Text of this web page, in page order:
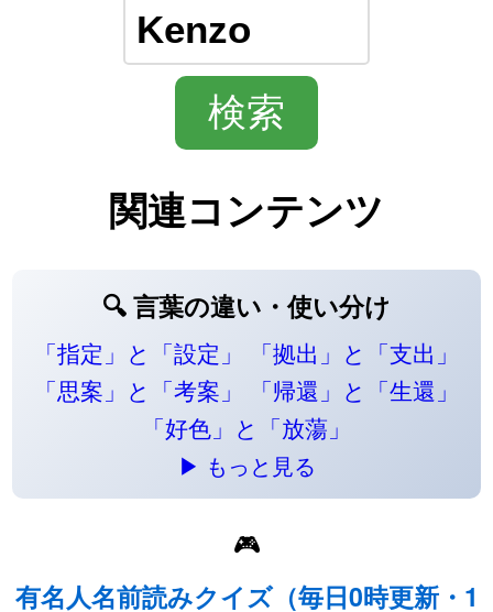
関連コンテンツ
🔍 言葉の違い・使い分け
「指定」と「設定」
「拠出」と「支出」
「思案」と「考案」
「帰還」と「生還」
「好色」と「放蕩」
▶ もっと見る
🎮
有名人名前読みクイズ（毎日0時更新・1